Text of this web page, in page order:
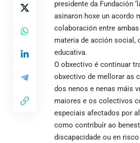
presidente da Fundación
asinaron hoxe un acordo
colaboración entre
materia de acción social,
educativa.
O obxectivo é continuar
obxectivo de mellorar as
dos nenos e nenas máis
maiores e os colectivos
especiais afectados por
como contribuír ao
discapacidade ou en